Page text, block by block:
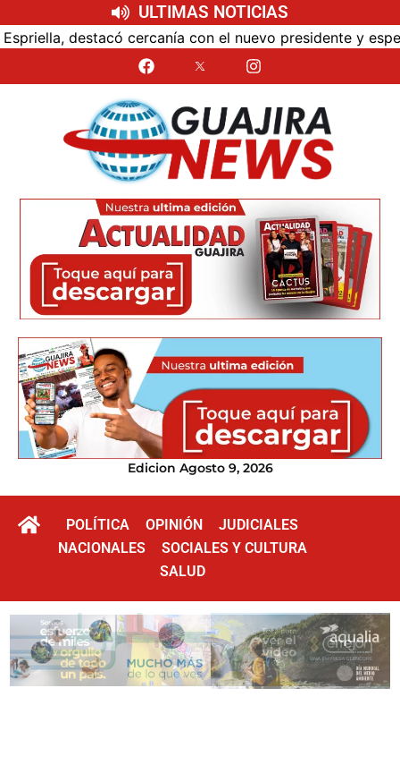
ULTIMAS NOTICIAS
con el nuevo presidente y espera resultados para La
Edicion Agosto 9, 2026
POLÍTICA OPINIÓN
JUDICIALES
NACIONALES
SOCIALES Y CULTURA
SALUD